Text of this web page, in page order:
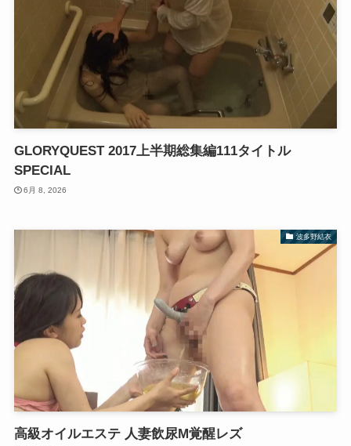
GLORYQUEST 2017上半期総集編111タイトル
SPECIAL
6月 8, 2026
波多野結衣
高級オイルエステ 人妻飲尿M覚醒レズ